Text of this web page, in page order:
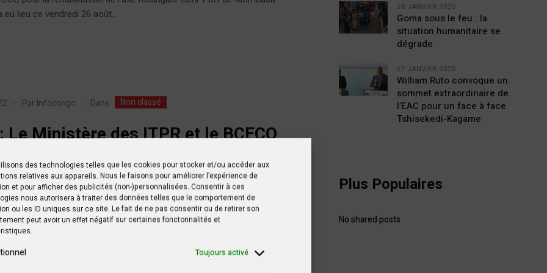
des technologies telles que les cookies pour stocker et/ou accéder aux
relatives aux appareils. Nous le faisons pour améliorer l’expérience de
et pour afficher des publicités (non-)personnalisées. Consentir à ces
nous autorisera à traiter des données telles que le comportement de
ou les ID uniques sur ce site. Le fait de ne pas consentir ou de retirer son
peut avoir un effet négatif sur certaines fonctonnalités et
Toujours activé
eu lieu ce vendredi 26 août...
Par Infocongo Dans Non classé
Le Ministère des ITPR et le BCECO
pour la réhabilitation de la route
Kalamba Mbuji
Ministère des ITPR et le BCECO s’engagent pour la réhabilitation de la route
Kalamba Mbuji...
28 JANVIER 2025
Goma sous le feu : la
situation humanitaire se
dégrade
27 JANVIER 2025
William Ruto convoque un
sommet extraordinaire de
l’EAC pour un face à face
Tshisekedi-Kagame
Plus Populaires
No shared posts